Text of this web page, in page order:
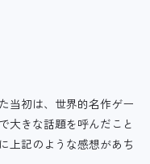
当初は、世界的名作ゲー
大きな話題を呼んだこと
上記のような感想があち